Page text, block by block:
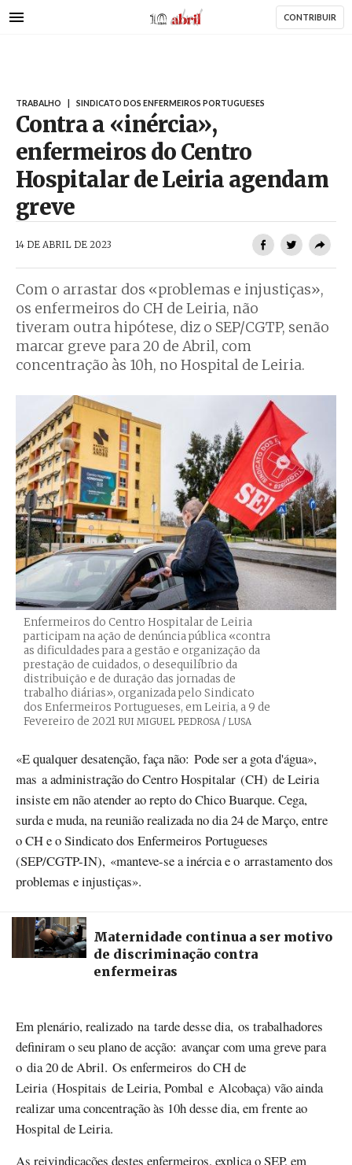
para
AbrilAbril CONTRIBUIR
TRABALHO SINDICATO DOS ENFERMEIROS PORTUGUESES
Contra a «inércia»,
enfermeiros do Centro
Hospitalar de Leiria agendam
greve
14 DE ABRIL DE 2023
Com o arrastar dos «problemas e injustiças»,
os enfermeiros do CH de Leiria, não
tiveram outra hipótese, diz o SEP/CGTP, senão
marcar greve para 20 de Abril, com
concentração às 10h, no Hospital de Leiria.
Enfermeiros do Centro Hospitalar de Leiria
participam na ação de denúncia pública «contra
as dificuldades para a gestão e organização da
prestação de cuidados, o desequilíbrio da
distribuição e de duração das jornadas de
trabalho diárias», organizada pelo Sindicato
dos Enfermeiros Portugueses, em Leiria, a 9 de
Fevereiro de 2021 Créditos
RUI MIGUEL PEDROSA / LUSA
«E qualquer desatenção, faça não: Pode ser a gota d'água»,
mas a administração do Centro Hospitalar (CH) de Leiria
insiste em não atender ao repto do Chico Buarque. Cega,
surda e muda, na reunião realizada no dia 24 de Março, entre
o CH e o Sindicato dos Enfermeiros Portugueses
(SEP/CGTP-IN), «manteve-se a inércia e o arrastamento dos
problemas e injustiças».
Maternidade continua a ser motivo
de discriminação contra
enfermeiras
Em plenário, realizado na tarde desse dia, os trabalhadores
definiram o seu plano de acção: avançar com uma greve para
o dia 20 de Abril. Os enfermeiros do CH de
Leiria (Hospitais de Leiria, Pombal e Alcobaça) vão ainda
realizar uma concentração às 10h desse dia, em frente ao
Hospital de Leiria.
As reivindicações destes enfermeiros, explica o SEP, em